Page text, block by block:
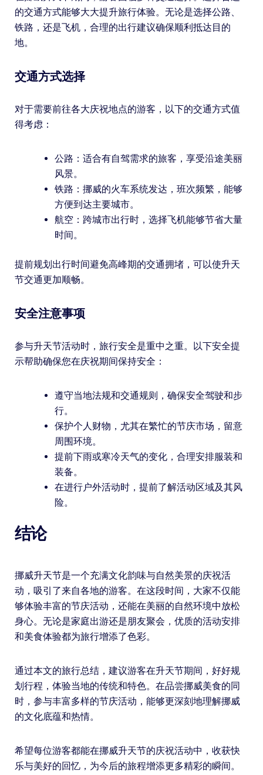
的交通方式能够大大提升旅行体验。无论是选择公路、
铁路，还是飞机，合理的出行建议确保顺利抵达目的
地。
交通方式选择
对于需要前往各大庆祝地点的游客，以下的交通方式值
得考虑：
公路：适合有自驾需求的旅客，享受沿途美丽
风景。
铁路：挪威的火车系统发达，班次频繁，能够
方便到达主要城市。
航空：跨城市出行时，选择飞机能够节省大量
时间。
提前规划出行时间避免高峰期的交通拥堵，可以使升天
节交通更加顺畅。
安全注意事项
参与升天节活动时，旅行安全是重中之重。以下安全提
示帮助确保您在庆祝期间保持安全：
遵守当地法规和交通规则，确保安全驾驶和步
行。
保护个人财物，尤其在繁忙的节庆市场，留意
周围环境。
提前下雨或寒冷天气的变化，合理安排服装和
装备。
在进行户外活动时，提前了解活动区域及其风
险。
结论
挪威升天节是一个充满文化韵味与自然美景的庆祝活
动，吸引了来自各地的游客。在这段时间，大家不仅能
够体验丰富的节庆活动，还能在美丽的自然环境中放松
身心。无论是家庭出游还是朋友聚会，优质的活动安排
和美食体验都为旅行增添了色彩。
通过本文的旅行总结，建议游客在升天节期间，好好规
划行程，体验当地的传统和特色。在品尝挪威美食的同
时，参与丰富多样的节庆活动，能够更深刻地理解挪威
的文化底蕴和热情。
希望每位游客都能在挪威升天节的庆祝活动中，收获快
乐与美好的回忆，为今后的旅程增添更多精彩的瞬间。